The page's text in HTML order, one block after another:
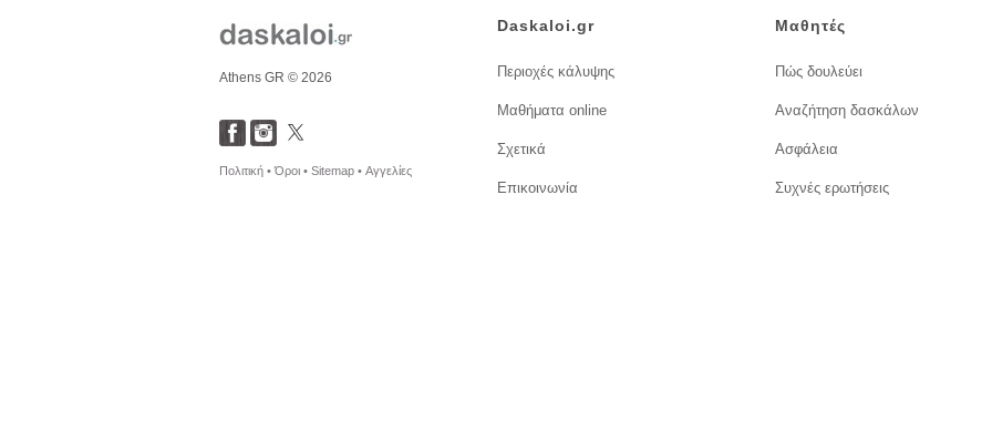
Athens GR © 2026
Πολιτική •Όροι • Sitemap • Αγγελίες
Daskaloi.gr
Περιοχές κάλυψης
Μαθήματα online
Σχετικά
Επικοινωνία
Μαθητές
Πώς δουλεύει
Αναζήτηση δασκάλων
Ασφάλεια
Συχνές ερωτήσεις